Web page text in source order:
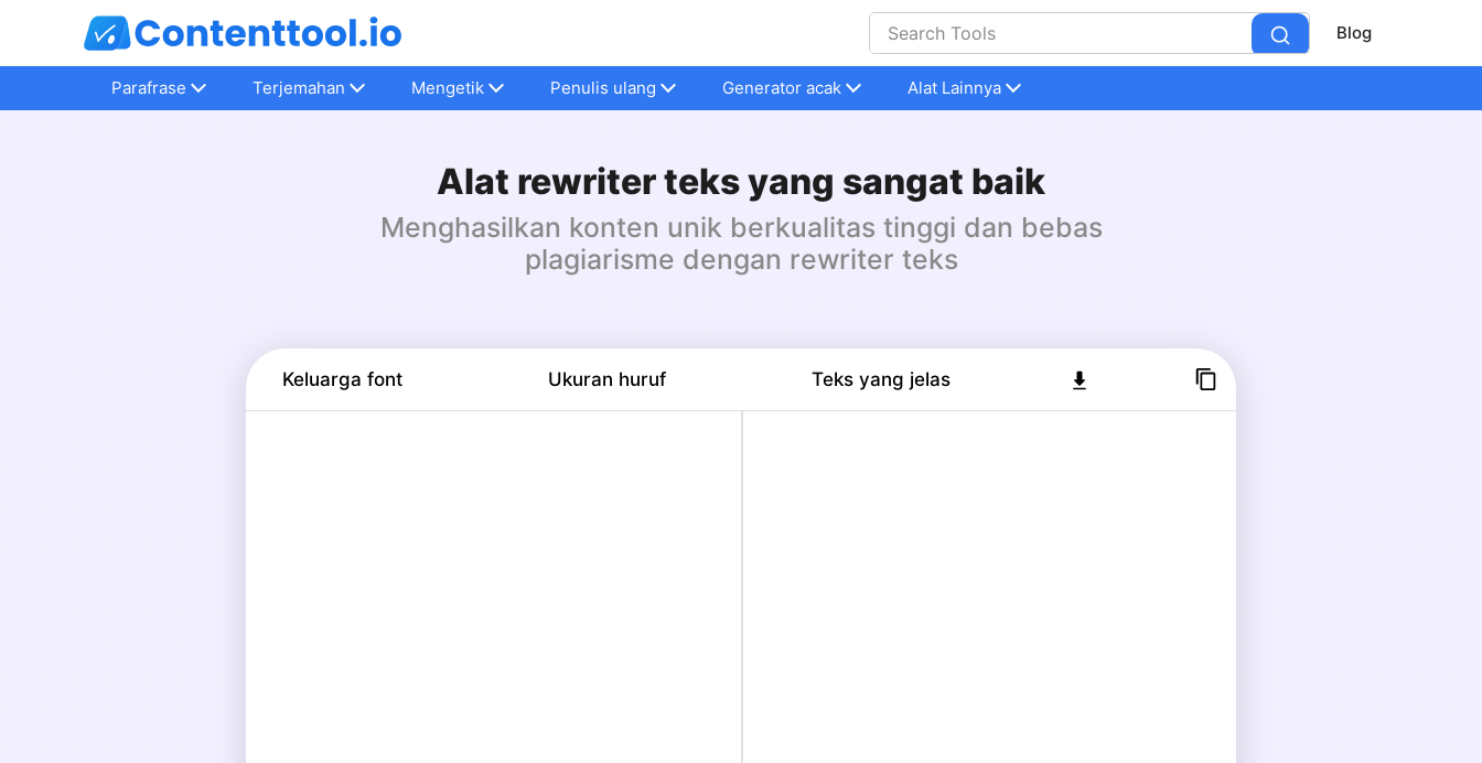
Blog
Parafrase Terjemahan Mengetik Penulis ulang Generator acak Alat Lainnya
Alat rewriter teks yang sangat baik
Menghasilkan konten unik berkualitas tinggi dan bebas
plagiarisme dengan rewriter teks
Keluarga font Ukuran huruf Teks yang jelas